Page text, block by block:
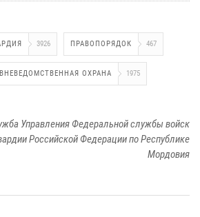
3926 ПРАВОПОРЯДОК 467
ВНЕВЕДОМСТВЕННАЯ ОХРАНА 1975
Управления Федеральной службы войск
Российской Федерации по Республике
Мордовия